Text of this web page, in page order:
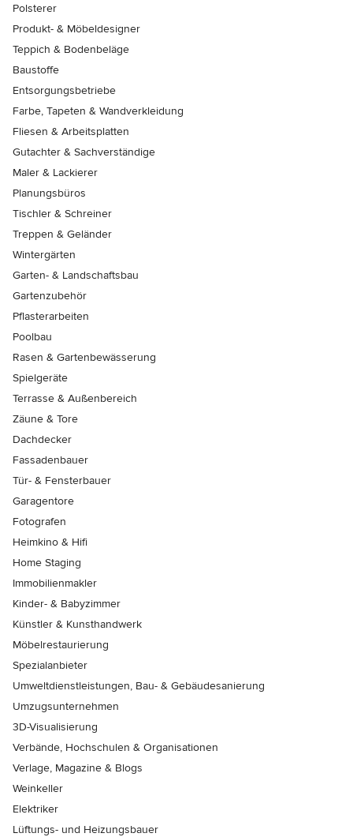
Polsterer
Produkt- & Möbeldesigner
Teppich & Bodenbeläge
Baustoffe
Entsorgungsbetriebe
Farbe, Tapeten & Wandverkleidung
Fliesen & Arbeitsplatten
Gutachter & Sachverständige
Maler & Lackierer
Planungsbüros
Tischler & Schreiner
Treppen & Geländer
Wintergärten
Garten- & Landschaftsbau
Gartenzubehör
Pflasterarbeiten
Poolbau
Rasen & Gartenbewässerung
Spielgeräte
Terrasse & Außenbereich
Zäune & Tore
Dachdecker
Fassadenbauer
Tür- & Fensterbauer
Garagentore
Fotografen
Heimkino & Hifi
Home Staging
Immobilienmakler
Kinder- & Babyzimmer
Künstler & Kunsthandwerk
Möbelrestaurierung
Spezialanbieter
Umweltdienstleistungen, Bau- & Gebäudesanierung
Umzugsunternehmen
3D-Visualisierung
Verbände, Hochschulen & Organisationen
Verlage, Magazine & Blogs
Weinkeller
Elektriker
Lüftungs- und Heizungsbauer